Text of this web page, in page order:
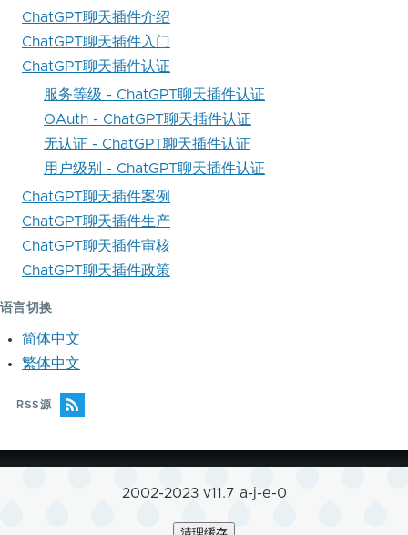
ChatGPT聊天插件介绍
ChatGPT聊天插件入门
ChatGPT聊天插件认证
服务等级 - ChatGPT聊天插件认证
OAuth - ChatGPT聊天插件认证
无认证 - ChatGPT聊天插件认证
用户级别 - ChatGPT聊天插件认证
ChatGPT聊天插件案例
ChatGPT聊天插件生产
ChatGPT聊天插件审核
ChatGPT聊天插件政策
语言切换
简体中文
繁体中文
RSS源
2002-2023 v11.7 a-j-e-0